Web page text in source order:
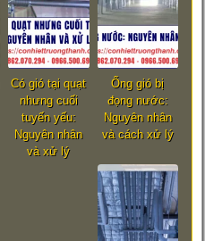
Có gió tại quạt
nhưng cuối
tuyến yếu:
Nguyên nhân
và xử lý
Ống gió bị
đọng nước:
Nguyên nhân
và cách xử lý